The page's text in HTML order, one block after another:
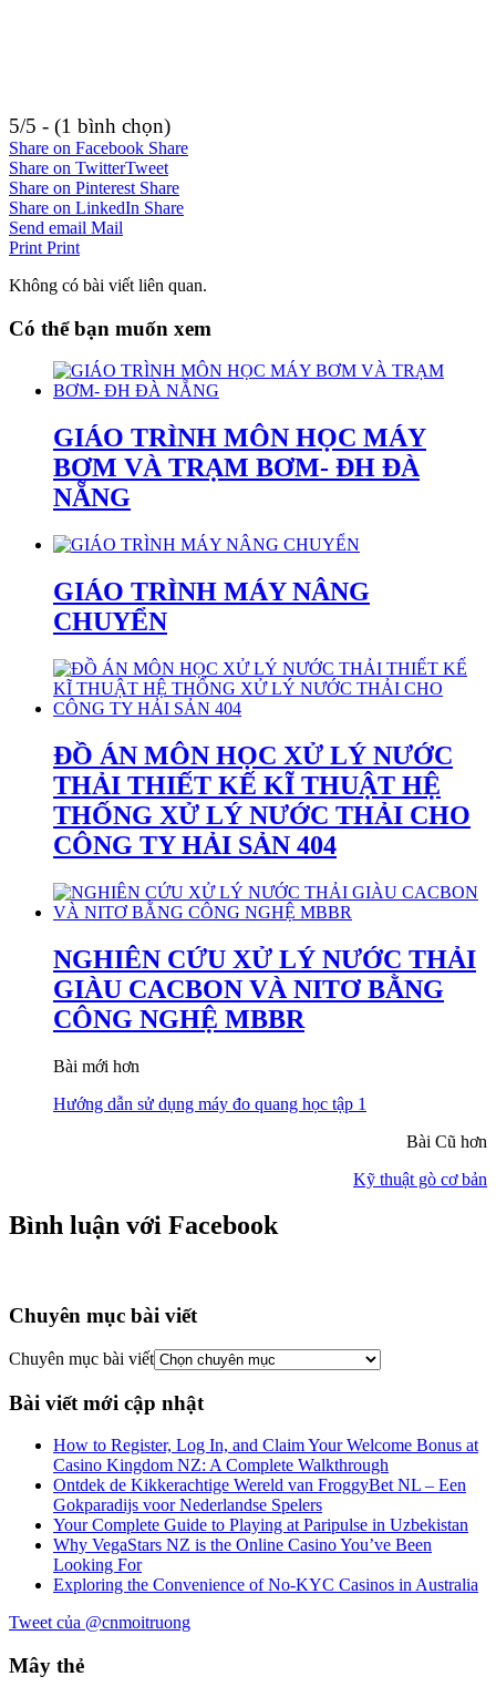
5/5 - (1 bình chọn)
Share on Facebook Share
Share on TwitterTweet
Share on Pinterest Share
Share on LinkedIn Share
Send email Mail
Print Print
Không có bài viết liên quan.
Có thể bạn muốn xem
GIÁO TRÌNH MÔN HỌC MÁY
BƠM VÀ TRẠM BƠM- ĐH ĐÀ
NẴNG
GIÁO TRÌNH MÁY NÂNG
CHUYỂN
ĐỒ ÁN MÔN HỌC XỬ LÝ NƯỚC
THẢI THIẾT KẾ KĨ THUẬT HỆ
THỐNG XỬ LÝ NƯỚC THẢI CHO
CÔNG TY HẢI SẢN 404
NGHIÊN CỨU XỬ LÝ NƯỚC THẢI
GIÀU CACBON VÀ NITƠ BẰNG
CÔNG NGHỆ MBBR
Bài mới hơn
Hướng dẫn sử dụng máy đo quang học tập 1
Bài Cũ hơn
Kỹ thuật gò cơ bản
Bình luận với Facebook
Chuyên mục bài viết
Chuyên mục bài viết
Bài viết mới cập nhật
How to Register, Log In, and Claim Your Welcome Bonus at
Casino Kingdom NZ: A Complete Walkthrough
Ontdek de Kikkerachtige Wereld van FroggyBet NL – Een
Gokparadijs voor Nederlandse Spelers
Your Complete Guide to Playing at Paripulse in Uzbekistan
Why VegaStars NZ is the Online Casino You’ve Been
Looking For
Exploring the Convenience of No-KYC Casinos in Australia
Tweet của @cnmoitruong
Mây thẻ